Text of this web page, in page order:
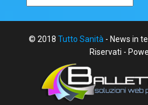
© 2018 Tutto Sanità - News in
Riservati -